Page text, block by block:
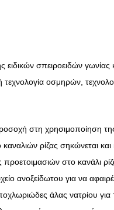
ειδικών σπειροειδών γωνίας
τεχνολογία οσμηρών,
στη χρησιμοποίηση της
καναλιών ρίζας σηκώνεται
στο κανάλι
ανοξείδωτου για να
άλας νατρίου